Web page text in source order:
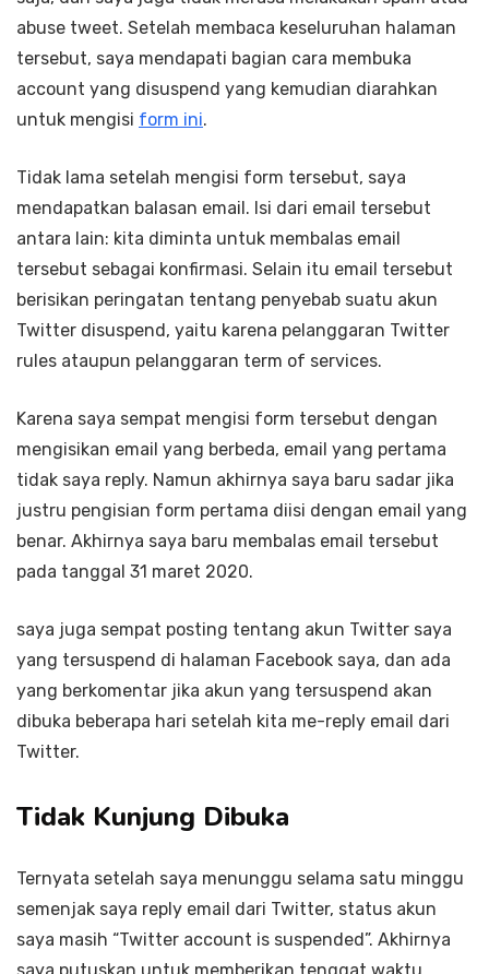
abuse tweet. Setelah membaca keseluruhan halaman
tersebut, saya mendapati bagian cara membuka
account yang disuspend yang kemudian diarahkan
untuk mengisi form ini.
Tidak lama setelah mengisi form tersebut, saya
mendapatkan balasan email. Isi dari email tersebut
antara lain: kita diminta untuk membalas email
tersebut sebagai konfirmasi. Selain itu email tersebut
berisikan peringatan tentang penyebab suatu akun
Twitter disuspend, yaitu karena pelanggaran Twitter
rules ataupun pelanggaran term of services.
Karena saya sempat mengisi form tersebut dengan
mengisikan email yang berbeda, email yang pertama
tidak saya reply. Namun akhirnya saya baru sadar jika
justru pengisian form pertama diisi dengan email yang
benar. Akhirnya saya baru membalas email tersebut
pada tanggal 31 maret 2020.
saya juga sempat posting tentang akun Twitter saya
yang tersuspend di halaman Facebook saya, dan ada
yang berkomentar jika akun yang tersuspend akan
dibuka beberapa hari setelah kita me-reply email dari
Twitter.
Tidak Kunjung Dibuka
Ternyata setelah saya menunggu selama satu minggu
semenjak saya reply email dari Twitter, status akun
saya masih “Twitter account is suspended”. Akhirnya